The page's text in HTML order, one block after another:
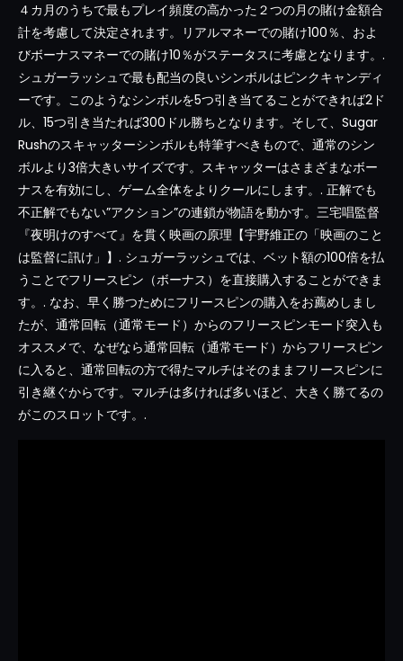
４カ月のうちで最もプレイ頻度の高かった２つの月の賭け金額合
計を考慮して決定されます。リアルマネーでの賭け100％、およ
びボーナスマネーでの賭け10％がステータスに考慮となります。.
シュガーラッシュで最も配当の良いシンボルはピンクキャンディ
ーです。このようなシンボルを5つ引き当てることができれば2ド
ル、15つ引き当たれば300ドル勝ちとなります。そして、Sugar
Rushのスキャッターシンボルも特筆すべきもので、通常のシン
ボルより3倍大きいサイズです。スキャッターはさまざまなボー
ナスを有効にし、ゲーム全体をよりクールにします。. 正解でも
不正解でもない”アクション”の連鎖が物語を動かす。三宅唱監督
『夜明けのすべて』を貫く映画の原理【宇野維正の「映画のこと
は監督に訊け」】. シュガーラッシュでは、ベット額の100倍を払
うことでフリースピン（ボーナス）を直接購入することができま
す。. なお、早く勝つためにフリースピンの購入をお薦めしまし
たが、通常回転（通常モード）からのフリースピンモード突入も
オススメで、なぜなら通常回転（通常モード）からフリースピン
に入ると、通常回転の方で得たマルチはそのままフリースピンに
引き継ぐからです。マルチは多ければ多いほど、大きく勝てるの
がこのスロットです。.